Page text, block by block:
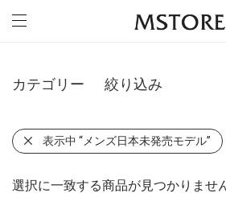
カテゴリー 絞り込み
表示中 “メンズ日本未発売モデル”
選択に一致する商品が見つかりませ